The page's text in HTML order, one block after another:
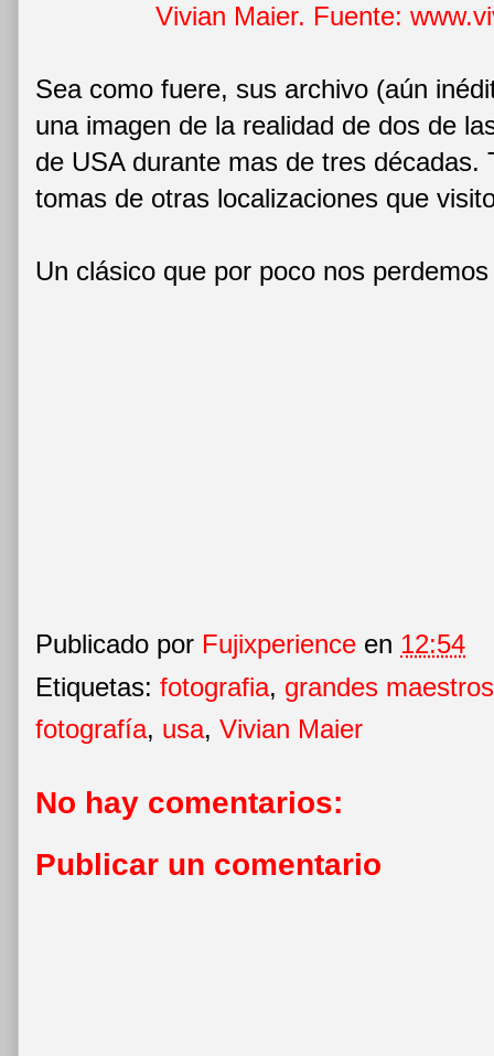
Vivian Maier. Fuente:
Sea como fuere, sus archivo (aún
una imagen de la realidad de dos de
de USA durante mas de tres décadas.
tomas de otras localizaciones que
Un clásico que por poco nos
Publicado por Fujixperience en 12:54
Etiquetas: fotografia, grandes maestros
fotografía, usa, Vivian Maier
No hay comentarios:
Publicar un comentario